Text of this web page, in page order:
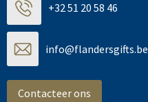
+32 51 20 58 46
info@flandersgifts.be
Contacteer ons